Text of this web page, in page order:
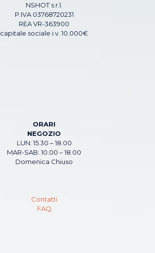
NSHOT s.r.l.
P.IVA 03768720231
REA VR-363900
capitale sociale i.v. 10.000€
ORARI
NEGOZIO
LUN: 15.30 – 18.00
MAR-SAB: 10.00 – 18.00
Domenica Chiuso
Contatti
FAQ